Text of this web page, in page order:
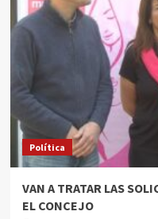
Política
VAN A TRATAR LAS
EL CONCEJO